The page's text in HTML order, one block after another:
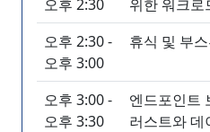
오후 2:30
위한 워크로
오후 2:30 -
오후 3:00
휴식 및 부
오후 3:00 -
오후 3:30
엔드포인트
러스트와 데